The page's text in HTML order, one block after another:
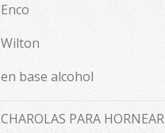
base alcohol
PARA HORNEAR